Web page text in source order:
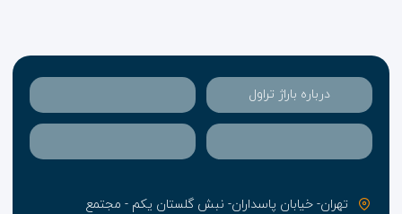
درباره باراژ تراول
تهران- خیابان پاسداران- نبش گلستان یکم - مجتمع